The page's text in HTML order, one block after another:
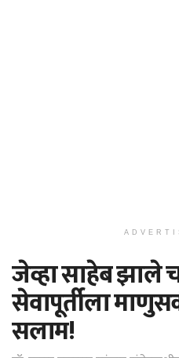
जेव्हा साहेब
सेवापूर्तीला
सलाम!